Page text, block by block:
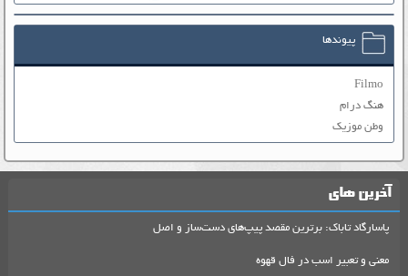
پیوندها
Filmo
هنگ درام
وطن موزیک
آخرین های
پاسارگاد تاباک: برترین مقصد پیپ‌های دست‌ساز و اصل
معنی و تعبیر اسب در فال قهوه